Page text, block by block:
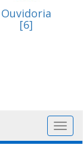
Ouvidoria
[6]